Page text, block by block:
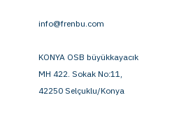
info@frenbu.com
KONYA OSB büyükkayacık
MH 422. Sokak No:11,
42250 Selçuklu/Konya